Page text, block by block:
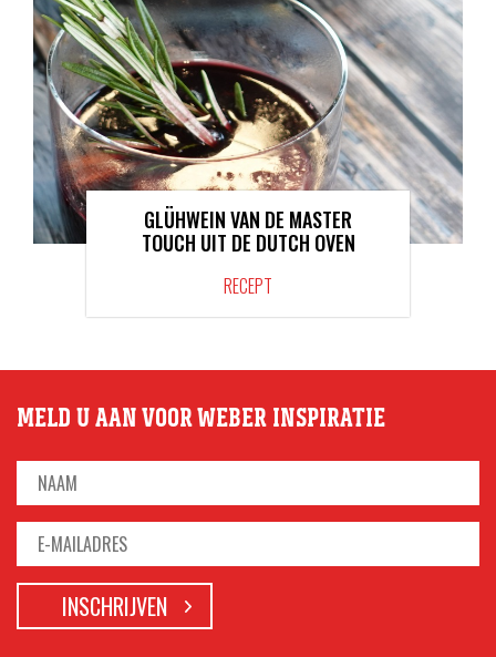
GLÜHWEIN VAN DE MASTER
TOUCH UIT DE DUTCH OVEN
RECEPT
MELD U AAN VOOR WEBER INSPIRATIE